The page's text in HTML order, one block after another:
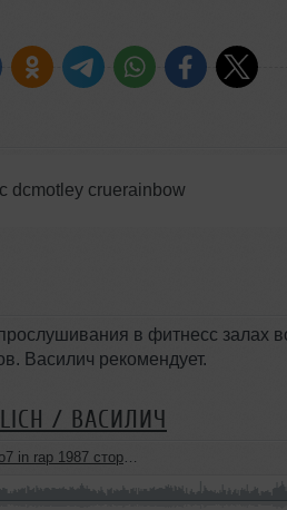
dcmotley cruerainbow
в фитнесс залах
Василич рекомендует.
/ ВАСИЛИЧ
in rap 1987 сторона B